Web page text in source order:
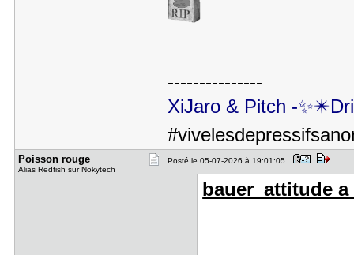
---------------
XiJaro & Pitch -
Poisson ro​uge
Alias Redfish sur Nokytech
Posté le 05-07-2026 à 19:01:05
bauer_attitude